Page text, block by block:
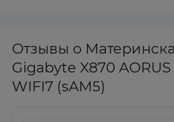
Отзывы о
Gigabyte X870 AORUS
WIFI7 (sAM5)